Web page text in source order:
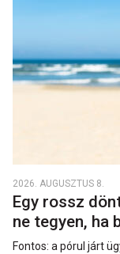
2026. AUGUSZTUS 8.
Egy rossz
ne tegyen, ha
Fontos: a pórul járt